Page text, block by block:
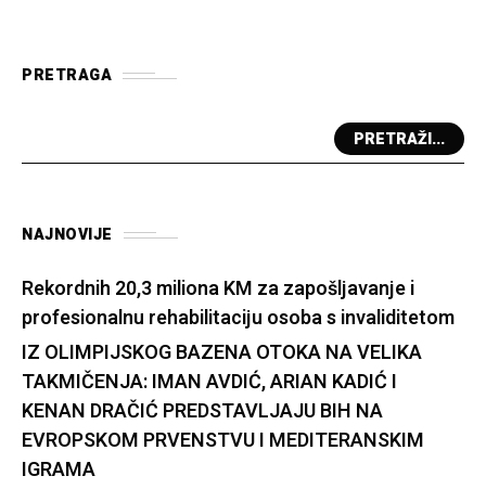
PRETRAGA
PRETRAŽI...
NAJNOVIJE
Rekordnih 20,3 miliona KM za zapošljavanje i
profesionalnu rehabilitaciju osoba s invaliditetom
IZ OLIMPIJSKOG BAZENA OTOKA NA VELIKA
TAKMIČENJA: IMAN AVDIĆ, ARIAN KADIĆ I
KENAN DRAČIĆ PREDSTAVLJAJU BIH NA
EVROPSKOM PRVENSTVU I MEDITERANSKIM
IGRAMA